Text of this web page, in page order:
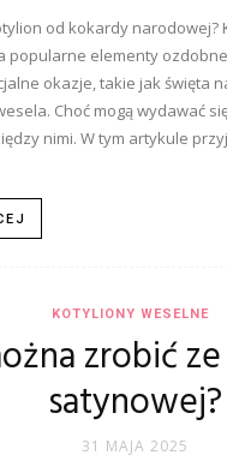
od kokardy narodowej?
popularne elementy
okazje, takie jak święta
Choć mogą wydawać
nimi. W tym artykule
KOTYLIONY WESELNE
zrobić
satynowej?
31 MAJA 2025